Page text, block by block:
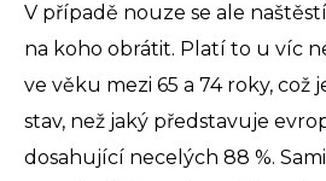
V případě nouze se ale
na koho obrátit. Platí to u víc
ve věku mezi 65 a 74 roky, což
stav, než jaký představuje
dosahující necelých 88 %.